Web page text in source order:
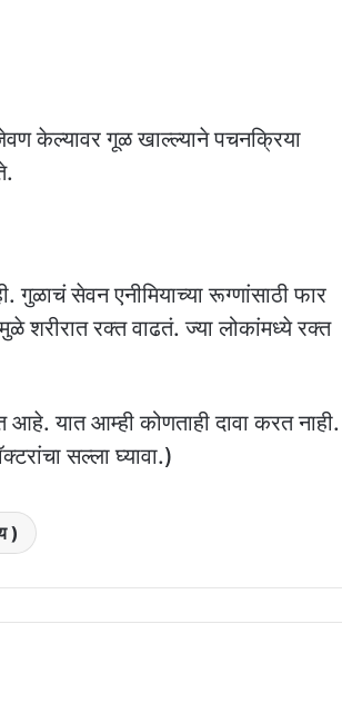
केल्यावर गूळ खाल्ल्याने पचनक्रिया
गुळाचं सेवन एनीमियाच्या रूग्णांसाठी फार
रक्त वाढतं. ज्या लोकांमध्ये रक्त
आहे. यात आम्ही कोणताही दावा करत नाही.
सल्ला घ्यावा.)
)